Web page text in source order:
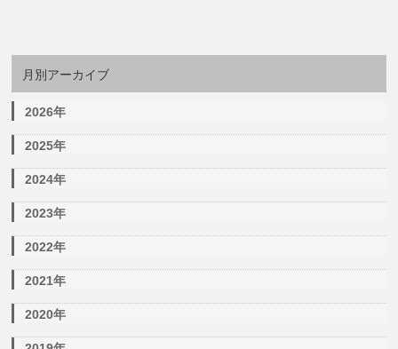
月別アーカイブ
2026年
2025年
2024年
2023年
2022年
2021年
2020年